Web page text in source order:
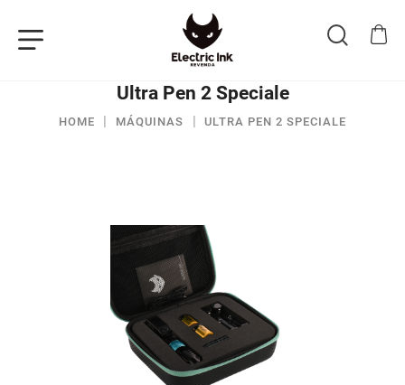
Ultra Pen 2 Speciale
HOME MÁQUINAS ULTRA PEN 2 SPECIALE